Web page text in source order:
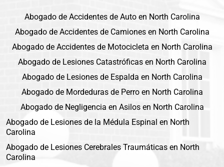
Abogado de Accidentes de Auto en North Carolina
Abogado de Accidentes de Camiones en North Carolina
Abogado de Accidentes de Motocicleta en North Carolina
Abogado de Lesiones Catastróficas en North Carolina
Abogado de Lesiones de Espalda en North Carolina
Abogado de Mordeduras de Perro en North Carolina
Abogado de Negligencia en Asilos en North Carolina
Abogado de Lesiones de la Médula Espinal en North
Carolina
Abogado de Lesiones Cerebrales Traumáticas en North
Carolina